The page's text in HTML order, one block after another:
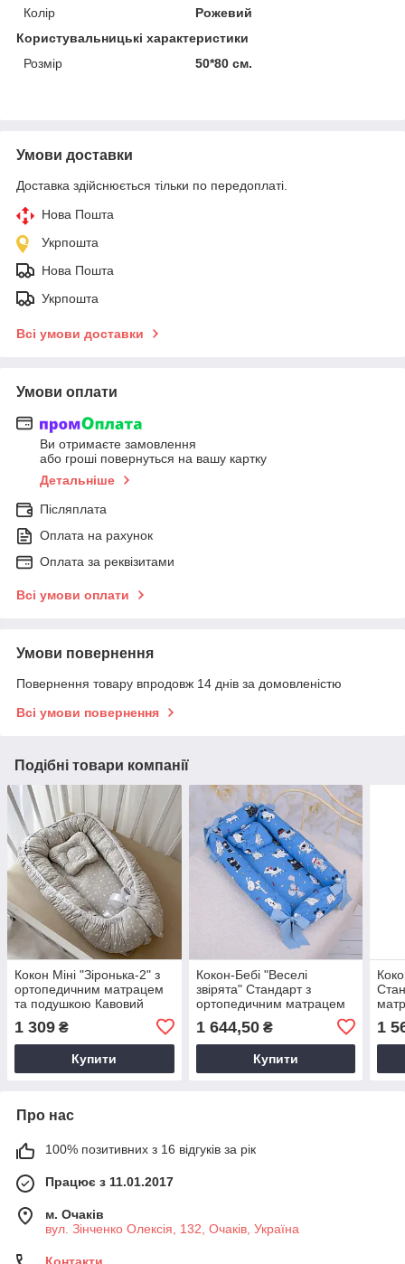
Колір
Рожевий
Користувальницькі характеристики
Розмір
50*80 см.
Умови доставки
Доставка здійснюється тільки по передоплаті.
Нова Пошта
Укрпошта
Нова Пошта
Укрпошта
Всі умови доставки
Умови оплати
Ви отримаєте замовлення
або гроші повернуться на вашу картку
Детальніше
Післяплата
Оплата на рахунок
Оплата за реквізитами
Всі умови оплати
Умови повернення
Повернення товару впродовж 14 днів за домовленістю
Всі умови повернення
Подібні товари компанії
Кокон Міні "Зіронька-2" з
ортопедичним матрацем
та подушкою Кавовий
силіконізовані
1 309 ₴
Купити
Кокон-Бебі "Веселі
звірята" Стандарт з
ортопедичним матрацем
та подушкою Блакитний
1 644,50₴
Купити
1
Про нас
100% позитивних з 16 відгуків за рік
Працює з 11.01.2017
м. Очаків
вул. Зінченко Олексія, 132, Очаків, Україна